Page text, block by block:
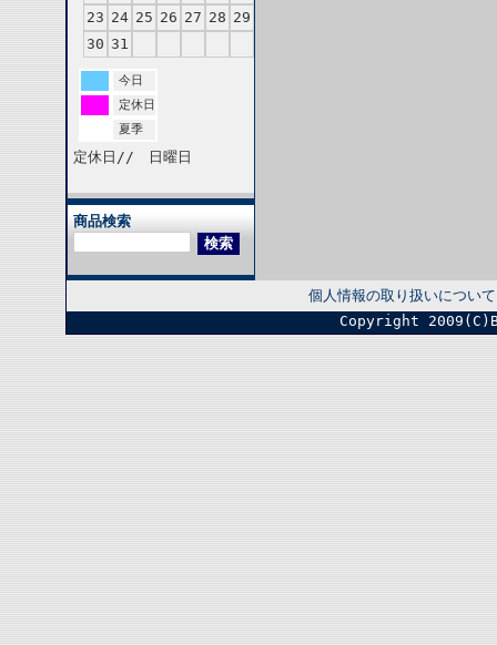
23 24 25 26 27 28 29
30 31
今日
定休日
夏季
定休日// 日曜日
商品検索
個人情報の取り扱いについて
Copyright